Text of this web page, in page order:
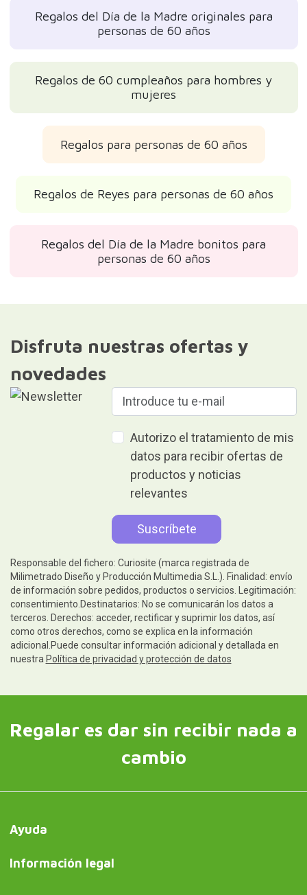
Regalos del Día de la Madre originales para
personas de 60 años
Regalos de 60 cumpleaños para hombres y
mujeres
Regalos para personas de 60 años
Regalos de Reyes para personas de 60 años
Regalos del Día de la Madre bonitos para
personas de 60 años
Disfruta nuestras ofertas y
novedades
Autorizo el tratamiento de mis
datos para recibir ofertas de
productos y noticias
relevantes
Responsable del fichero: Curiosite (marca registrada de
Milimetrado Diseño y Producción Multimedia S.L.). Finalidad: envío
de información sobre pedidos, productos o servicios. Legitimación:
consentimiento.Destinatarios: No se comunicarán los datos a
terceros. Derechos: acceder, rectificar y suprimir los datos, así
como otros derechos, como se explica en la información
adicional.Puede consultar información adicional y detallada en
nuestra Política de privacidad y protección de datos
Regalar es dar sin recibir nada a
cambio
Ayuda
Información legal